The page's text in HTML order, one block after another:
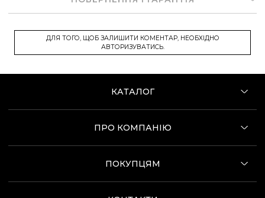
ДЛЯ ТОГО, ЩОБ ЗАЛИШИТИ КОМЕНТАР, НЕОБХІДНО
АВТОРИЗУВАТИСЬ.
КАТАЛОГ
ПРО КОМПАНІЮ
ПОКУПЦЯМ